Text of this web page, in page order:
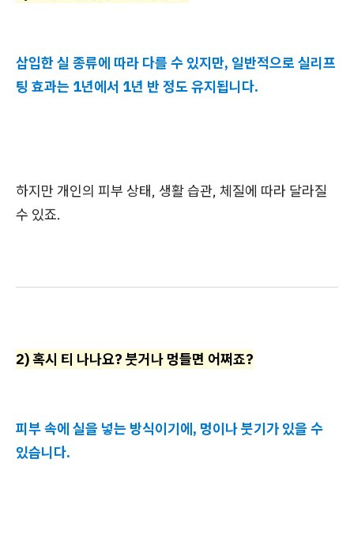
삽입한 실 종류에 따라 다를 수 있지만, 일반적으로 실리프
팅 효과는 1년에서 1년 반 정도 유지됩니다.
하지만 개인의 피부 상태, 생활 습관, 체질에 따라 달라질
수 있죠.
2) 혹시 티 나나요? 붓거나 멍들면 어쩌죠?
피부 속에 실을 넣는 방식이기에, 멍이나 붓기가 있을 수
있습니다.